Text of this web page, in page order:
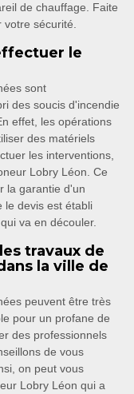
de chauffage. Faite
votre sécurité.
le
sont
des soucis d'incendie
effet, les opérations
des matériels
les interventions,
Lobry Léon. Ce
la garantie d'un
le devis est établi
va en découler.
travaux de
la ville de
peuvent être très
pour un profane de
des professionnels
de vous
on peut vous
Lobry Léon qui a